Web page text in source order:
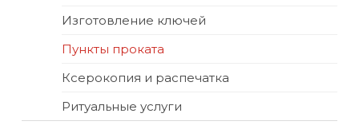
Изготовление ключей
Пункты проката
Ксерокопия и распечатка
Ритуальные услуги